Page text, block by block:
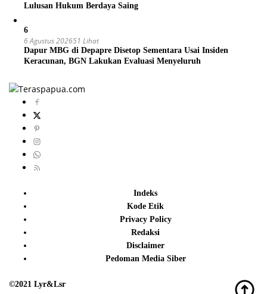
Lulusan Hukum Berdaya Saing
6
6 Agustus 202651 Lihat
Dapur MBG di Depapre Disetop Sementara Usai Insiden
Keracunan, BGN Lakukan Evaluasi Menyeluruh
Indeks
Kode Etik
Privacy Policy
Redaksi
Disclaimer
Pedoman Media Siber
©2021 Lyr&Lsr